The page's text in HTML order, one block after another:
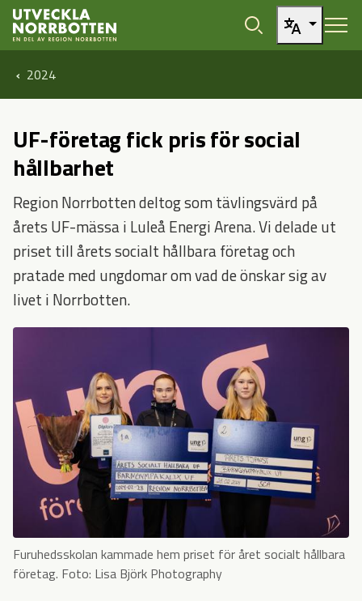
Öppna sidans huvudnavigering
Hoppa till sidans innehåll
2024
UF-företag fick pris för social
hållbarhet
Region Norrbotten deltog som tävlingsvärd på
årets UF-mässa i Luleå Energi Arena. Vi delade ut
priset till årets socialt hållbara företag och
pratade med ungdomar om vad de önskar sig av
livet i Norrbotten.
Furuhedsskolan kammade hem priset för året socialt hållbara
företag. Foto: Lisa Björk Photography